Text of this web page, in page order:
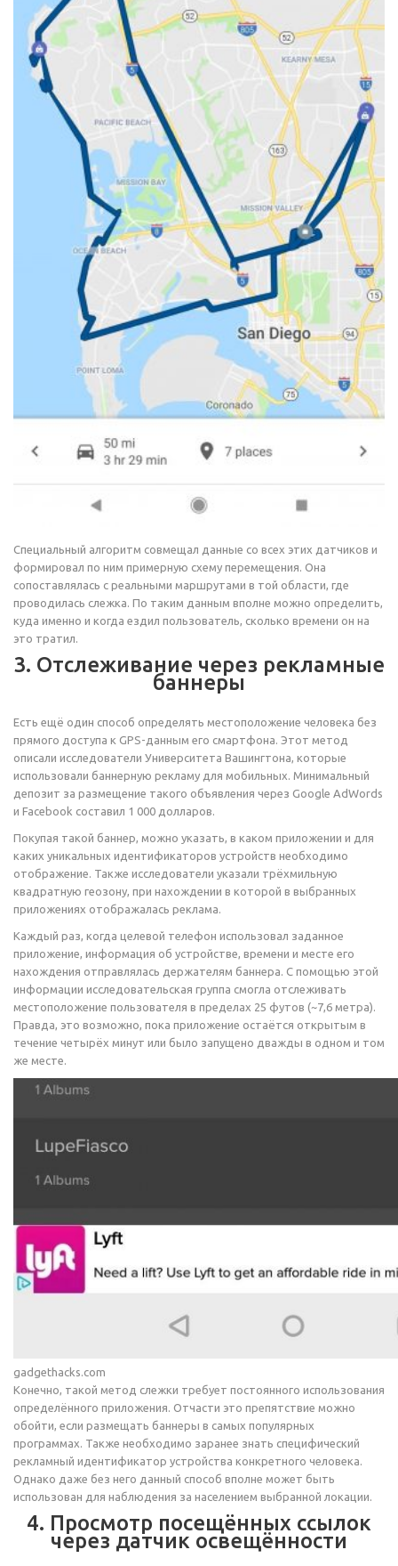
Специальный алгоритм совмещал данные со всех этих датчиков и
формировал по ним примерную схему перемещения. Она
сопоставлялась с реальными маршрутами в той области, где
проводилась слежка. По таким данным вполне можно определить,
куда именно и когда ездил пользователь, сколько времени он на
это тратил.
3. Отслеживание через рекламные
баннеры
Есть ещё один способ определять местоположение человека без
прямого доступа к GPS-данным его смартфона. Этот метод
описали исследователи Университета Вашингтона, которые
использовали баннерную рекламу для мобильных. Минимальный
депозит за размещение такого объявления через Google AdWords
и Facebook составил 1 000 долларов.
Покупая такой баннер, можно указать, в каком приложении и для
каких уникальных идентификаторов устройств необходимо
отображение. Также исследователи указали трёхмильную
квадратную геозону, при нахождении в которой в выбранных
приложениях отображалась реклама.
Каждый раз, когда целевой телефон использовал заданное
приложение, информация об устройстве, времени и месте его
нахождения отправлялась держателям баннера. С помощью этой
информации исследовательская группа смогла отслеживать
местоположение пользователя в пределах 25 футов (~7,6 метра).
Правда, это возможно, пока приложение остаётся открытым в
течение четырёх минут или было запущено дважды в одном и том
же месте.
gadgethacks.com
Конечно, такой метод слежки требует постоянного использования
определённого приложения. Отчасти это препятствие можно
обойти, если размещать баннеры в самых популярных
программах. Также необходимо заранее знать специфический
рекламный идентификатор устройства конкретного человека.
Однако даже без него данный способ вполне может быть
использован для наблюдения за населением выбранной локации.
4. Просмотр посещённых ссылок
через датчик освещённости